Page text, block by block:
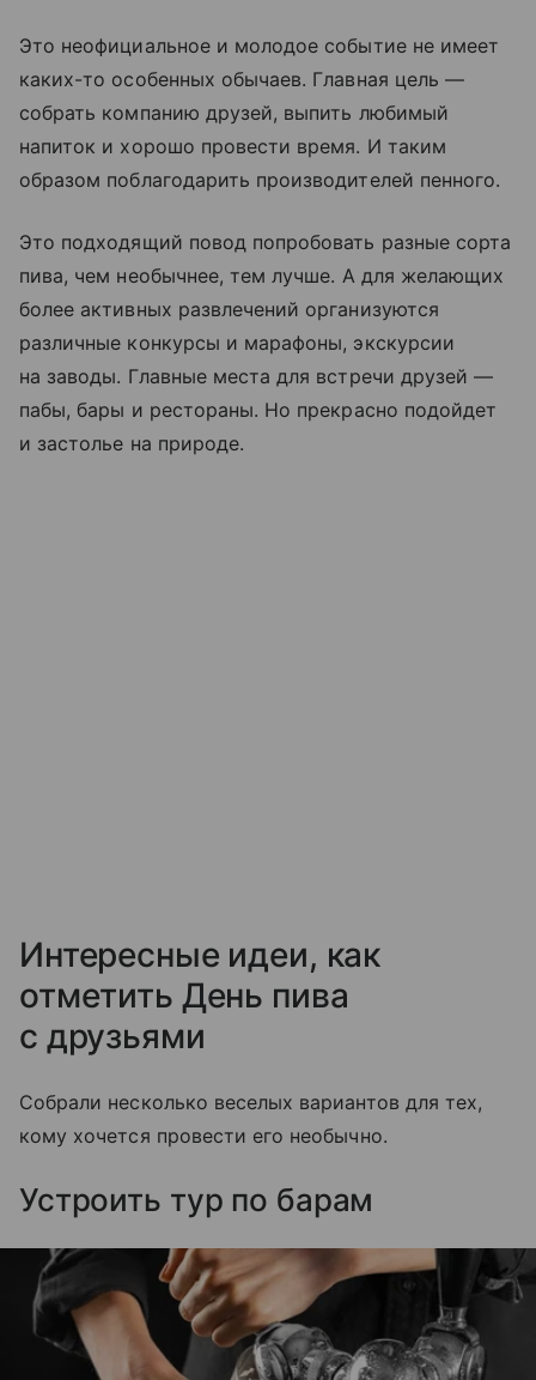
Это неофициальное и молодое событие не имеет
каких-то особенных обычаев. Главная цель —
собрать компанию друзей, выпить любимый
напиток и хорошо провести время. И таким
образом поблагодарить производителей пенного.
Это подходящий повод попробовать разные сорта
пива, чем необычнее, тем лучше. А для желающих
более активных развлечений организуются
различные конкурсы и марафоны, экскурсии
на заводы. Главные места для встречи друзей —
пабы, бары и рестораны. Но прекрасно подойдет
и застолье на природе.
Интересные идеи, как
отметить День пива
с друзьями
Собрали несколько веселых вариантов для тех,
кому хочется провести его необычно.
Устроить тур по барам